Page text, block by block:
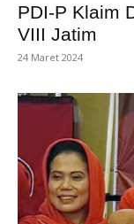
PDI-P Klaim
VIII Jatim
24 Maret 2024